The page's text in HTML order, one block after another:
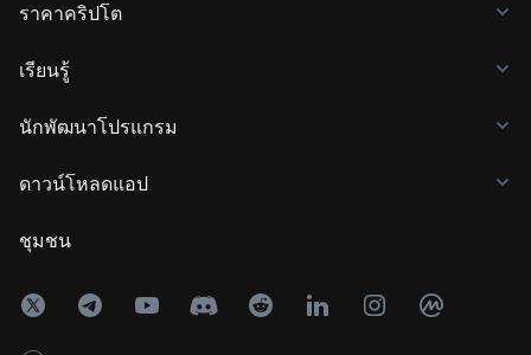
ราคาคริปโต
เรียนรู้
นักพัฒนาโปรแกรม
ดาวน์โหลดแอป
ชุมชน